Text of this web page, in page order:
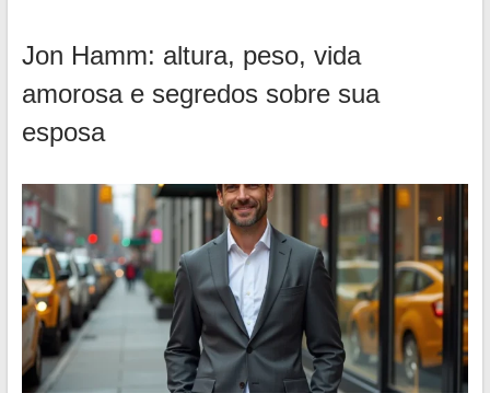
Jon Hamm: altura, peso, vida
amorosa e segredos sobre sua
esposa